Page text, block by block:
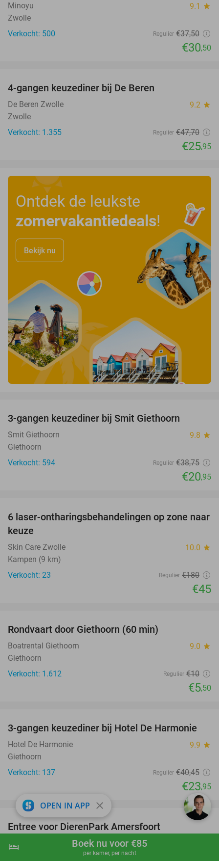
shopping_cart Boek nu
hotel Boek nu voor €85
per kamer, per nacht
Minoyu 9.1 star
Zwolle
Verkocht: 500
Regulier €37,50
€30,50
4-gangen keuzediner bij De Beren
De Beren Zwolle 9.2 star
Zwolle
Verkocht: 1.355
Regulier €47,70
€25,95
Ontdek de leukste
zomervakantiedeals!
Bekijk nu
3-gangen keuzediner bij Smit Giethoorn
Smit Giethoorn 9.8 star
Giethoorn
Verkocht: 594
Regulier €38,75
€20,95
75%
6 laser-ontharingsbehandelingen op zone naar
keuze
Skin Care Zwolle 10.0 star
Kampen (9 km)
Verkocht: 23
Regulier €180
€45
Rondvaart door Giethoorn (60 min)
Boatrental Giethoorn 9.0 star
Giethoorn
Verkocht: 1.612
Regulier €10
€5,50
41%
3-gangen keuzediner bij Hotel De Harmonie
Hotel De Harmonie 9.9 star
Giethoorn
Verkocht: 137
Regulier €40,45
€23,95
24%
favorite_border
Entree voor DierenPark Amersfoort
DierenPark Amersfoort
OPEN IN APP close